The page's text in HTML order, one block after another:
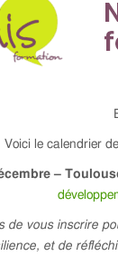
Voici le calendrier
–
de vous inscrire
et de